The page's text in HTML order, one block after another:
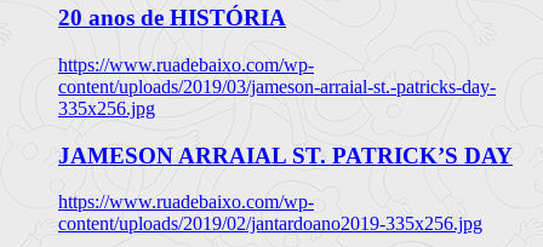
20 anos de HISTÓRIA
https://www.ruadebaixo.com/wp-
content/uploads/2019/03/jameson-arraial-st.-patricks-day-
335x256.jpg
JAMESON ARRAIAL ST. PATRICK’S DAY
https://www.ruadebaixo.com/wp-
content/uploads/2019/02/jantardoano2019-335x256.jpg